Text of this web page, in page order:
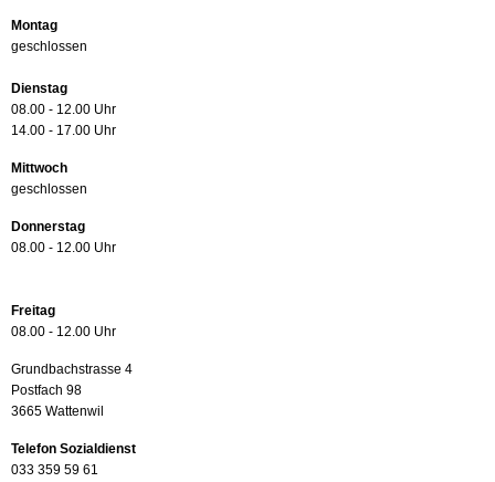
Montag
geschlossen
Dienstag
08.00 - 12.00 Uhr
14.00 - 17.00 Uhr
Mittwoch
geschlossen
Donnerstag
08.00 - 12.00 Uhr
Freitag
08.00 - 12.00 Uhr
Grundbachstrasse 4
Postfach 98
3665 Wattenwil
Telefon Sozialdienst
033 359 59 61